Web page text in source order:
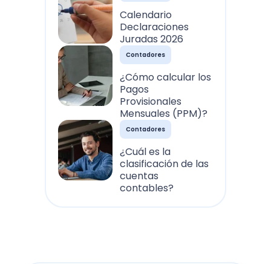
Calendario
Declaraciones
Juradas 2026
Contadores
¿Cómo calcular los
Pagos
Provisionales
Mensuales (PPM)?
Contadores
¿Cuál es la
clasificación de las
cuentas
contables?